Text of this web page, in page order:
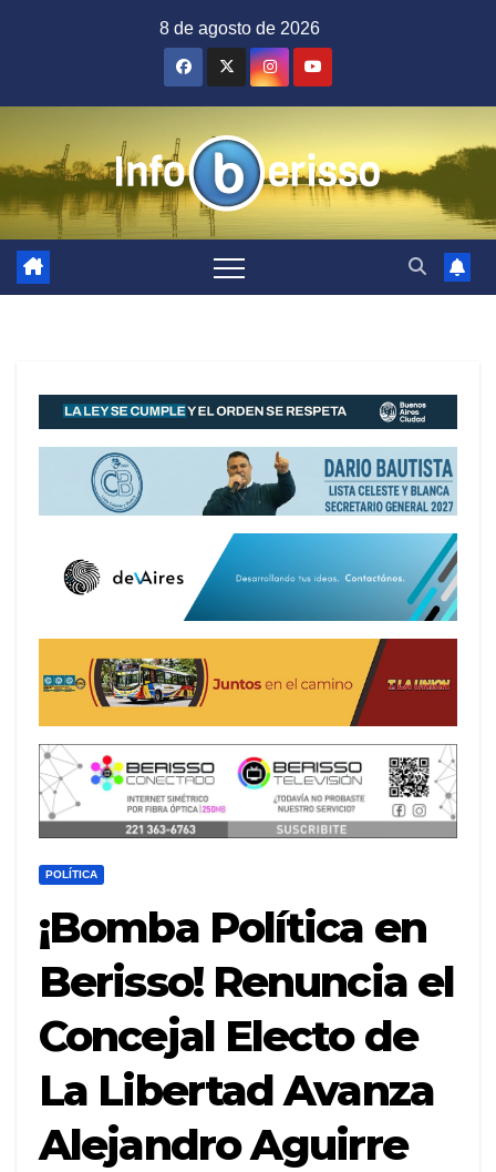
8 de agosto de 2026
POLÍTICA
¡Bomba Política en
Berisso! Renuncia el
Concejal Electo de
La Libertad Avanza
Alejandro Aguirre